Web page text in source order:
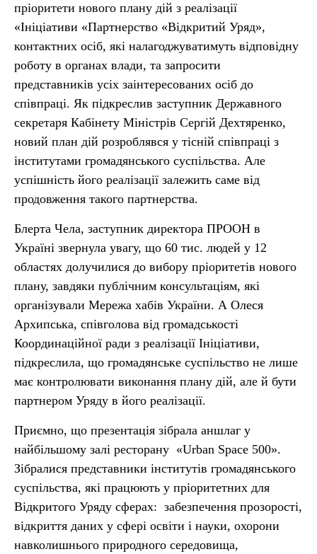
пріоритети нового плану дій з реалізації
«Ініціативи «Партнерство «Відкритий Уряд»,
контактних осіб, які налагоджуватимуть відповідну
роботу в органах влади, та запросити
представників усіх заінтересованих осіб до
співпраці. Як підкреслив заступник Державного
секретаря Кабінету Міністрів Сергій Дехтяренко,
новий план дій розроблявся у тісній співпраці з
інститутами громадянського суспільства. Але
успішність його реалізації залежить саме від
продовження такого партнерства.
Блерта Чела, заступник директора ПРООН в
Україні звернула увагу, що 60 тис. людей у 12
областях долучилися до вибору пріоритетів нового
плану, завдяки публічним консультаціям, які
організували Мережа хабів України. А Олеся
Архипська, співголова від громадськості
Координаційної ради з реалізації Ініціативи,
підкреслила, що громадянське суспільство не лише
має контролювати виконання плану дій, але й бути
партнером Уряду в його реалізації.
Приємно, що презентація зібрала аншлаг у
найбільшому залі ресторану «Urban Space 500».
Зібралися представники інститутів громадянського
суспільства, які працюють у пріоритетних для
Відкритого Уряду сферах: забезпечення прозорості,
відкриття даних у сфері освіти і науки, охорони
навколишнього природного середовища,